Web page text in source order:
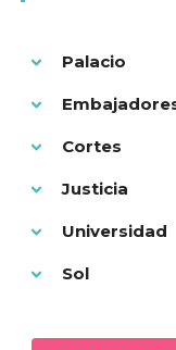
Palacio
Cortes
Justicia
Universidad
Sol